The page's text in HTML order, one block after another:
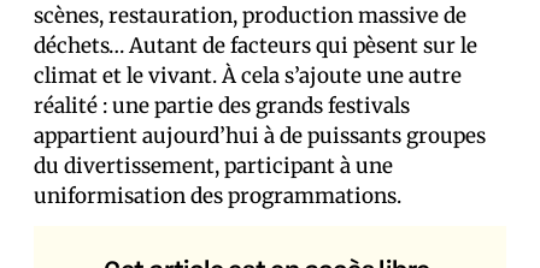
scènes, restauration, production massive de
déchets… Autant de facteurs qui pèsent sur le
climat et le vivant. À cela s’ajoute une autre
réalité : une partie des grands festivals
appartient aujourd’hui à de puissants groupes
du divertissement, participant à une
uniformisation des programmations.